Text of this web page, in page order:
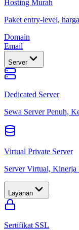
Hosting Murah
Paket entry-level,
Domain
Email
Server
Dedicated Server
Sewa Server Penuh,
Virtual Private Server
Server Virtual, Kinerja
Layanan
Sertifikat SSL